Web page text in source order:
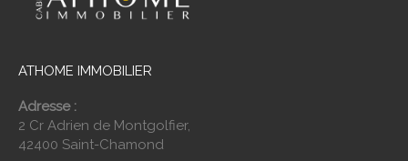
ATHOME IMMOBILIER
Adresse :
2 Cr Adrien de Montgolfier,
42400 Saint-Chamond